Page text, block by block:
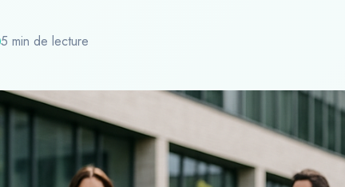
5 min de lecture